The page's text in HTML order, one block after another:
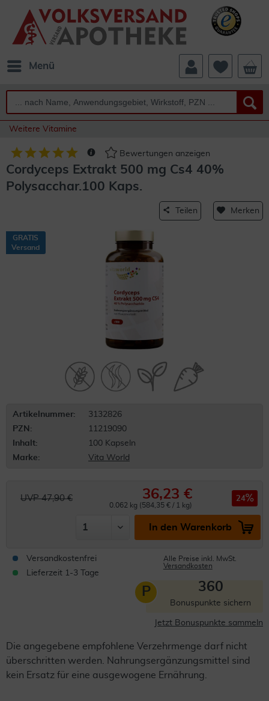
Menü
Weitere Vitamine
Bewertungen anzeigen
Cordyceps Extrakt 500 mg Cs4 40%
Polysacchar.100 Kaps.
Teilen Merken
GRATIS
Versand
Artikelnummer:
3132826
PZN:
11219090
Inhalt:
100 Kapseln
Marke:
Vita World
UVP 47,90 € 36,23 €
0.062 kg (584,35 € / 1 kg)
24
In den Warenkorb
Versandkostenfrei
Lieferzeit 1-3 Tage
Alle Preise inkl. MwSt.
Versandkosten
P 360
Bonuspunkte sichern
Jetzt Bonuspunkte sammeln
Die angegebene empfohlene Verzehrmenge darf nicht
überschritten werden. Nahrungsergänzungsmittel sind
kein Ersatz für eine ausgewogene Ernährung.